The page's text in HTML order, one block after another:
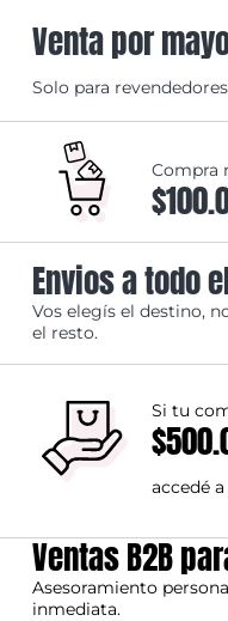
Venta por
Solo para
Compra
Envios a todo
Vos elegís el destino,
el resto.
Si tu
accedé
Ventas B2B
Asesoramiento
inmediata.